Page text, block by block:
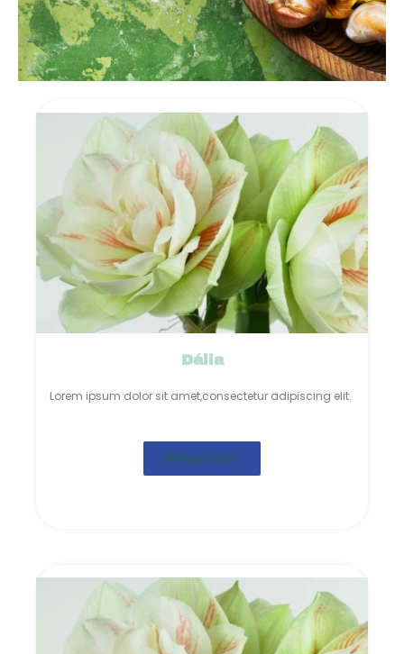
Dália
Lorem ipsum dolor sit amet,consectetur adipiscing elit.
Megnézem